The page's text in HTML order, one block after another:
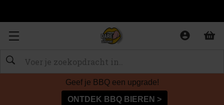
Zoeken
Geef je BBQ een upgrade!
ONTDEK BBQ BIEREN >